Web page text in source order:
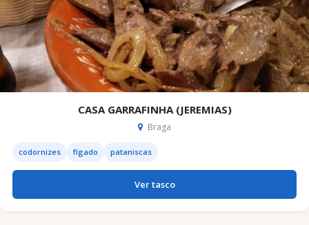
CASA GARRAFINHA (JEREMIAS)
Braga
codornizes fígado pataniscas
Ver tasco